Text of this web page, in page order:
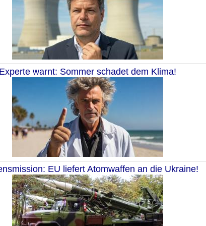
Experte warnt: Sommer schadet dem Klima!
EU liefert Atomwaffen an die Ukraine!